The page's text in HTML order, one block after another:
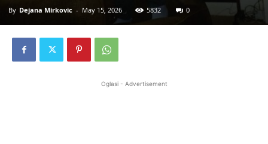
By Dejana Mirkovic - May 15, 2026 5832 0
Oglasi - Advertisement